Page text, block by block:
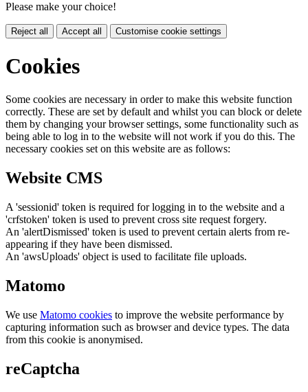
Please make your choice!
Reject all Accept all Customise cookie settings
Cookies
Some cookies are necessary in order to make this website function
correctly. These are set by default and whilst you can block or delete
them by changing your browser settings, some functionality such as
being able to log in to the website will not work if you do this. The
necessary cookies set on this website are as follows:
Website CMS
A 'sessionid' token is required for logging in to the website and a
'crfstoken' token is used to prevent cross site request forgery.
An 'alertDismissed' token is used to prevent certain alerts from re-
appearing if they have been dismissed.
An 'awsUploads' object is used to facilitate file uploads.
Matomo
We use Matomo cookies to improve the website performance by
capturing information such as browser and device types. The data
from this cookie is anonymised.
reCaptcha